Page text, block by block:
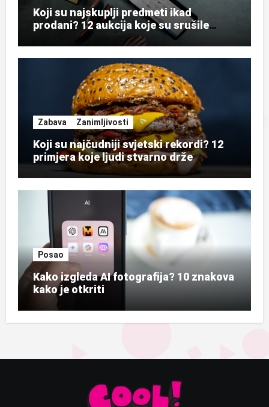
Koji su najskuplji predmeti ikad
prodani? 12 aukcija koje su srušile
Zabava Zanimljivosti
Koji su najčudniji svjetski rekordi? 12
primjera koje ljudi stvarno drže
Posao
Kako izgleda AI fotografija? 10 znakova
kako je otkriti